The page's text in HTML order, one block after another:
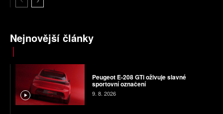
Nejnovější články
Peugeot E-208 GTi oživuje slavné
sportovní označení
9. 8. 2026